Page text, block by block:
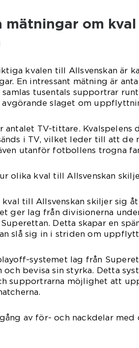
mätningar om
kvalen till Allsvenskan är
En intressant mätning är
samlas tusentals supportrar
slaget om
antalet TV-tittare.
i TV, vilket leder till att de
utanför fotbollens trogna
olika kval till Allsvenskan
till Allsvenskan skiljer sig
ger lag från divisionerna
Detta skapar en
slå sig in i striden om
systemet lag från
och bevisa sin styrka. Detta
supportrarna möjlighet att
av för- och nackdelar med